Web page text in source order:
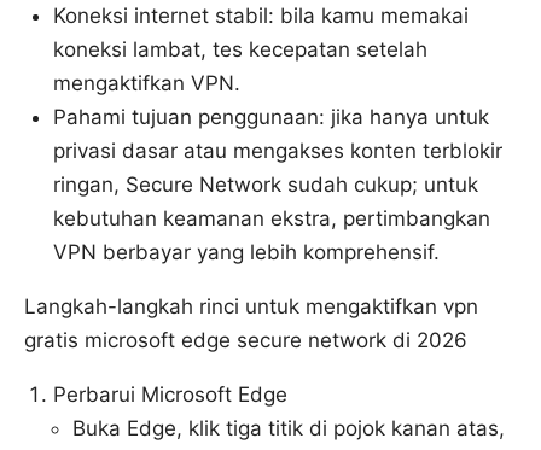
Koneksi internet stabil: bila kamu memakai
koneksi lambat, tes kecepatan setelah
mengaktifkan VPN.
Pahami tujuan penggunaan: jika hanya untuk
privasi dasar atau mengakses konten terblokir
ringan, Secure Network sudah cukup; untuk
kebutuhan keamanan ekstra, pertimbangkan
VPN berbayar yang lebih komprehensif.
Langkah-langkah rinci untuk mengaktifkan vpn
gratis microsoft edge secure network di 2026
Perbarui Microsoft Edge
Buka Edge, klik tiga titik di pojok kanan atas,